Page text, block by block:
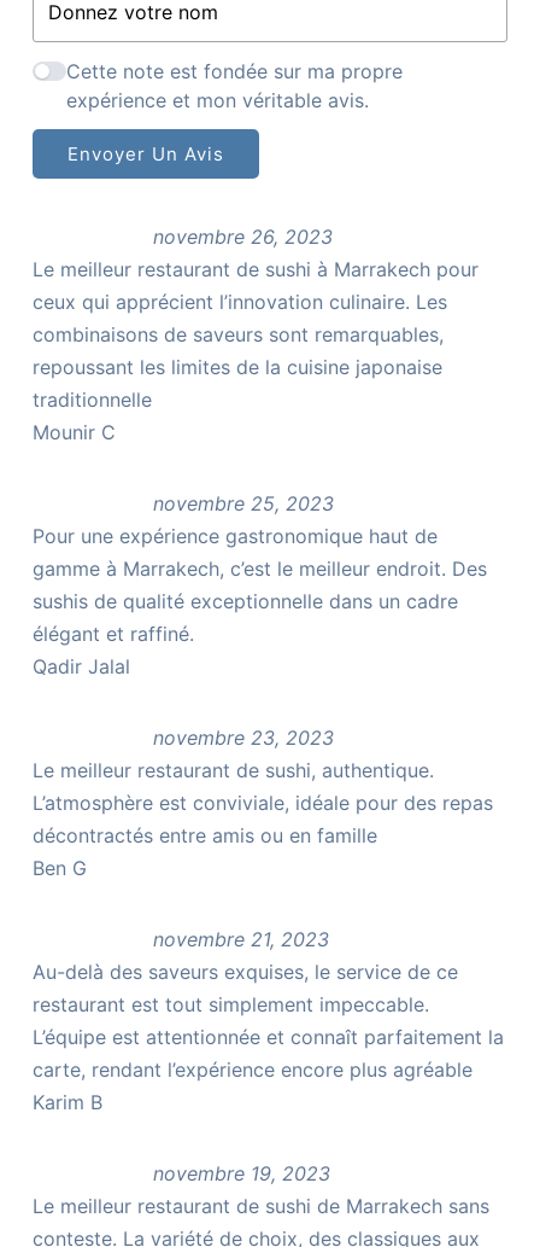
Cette note est fondée sur ma propre
expérience et mon véritable avis.
Envoyer Un Avis
novembre 26, 2023
Le meilleur restaurant de sushi à Marrakech pour
ceux qui apprécient l’innovation culinaire. Les
combinaisons de saveurs sont remarquables,
repoussant les limites de la cuisine japonaise
traditionnelle
Mounir C
novembre 25, 2023
Pour une expérience gastronomique haut de
gamme à Marrakech, c’est le meilleur endroit. Des
sushis de qualité exceptionnelle dans un cadre
élégant et raffiné.
Qadir Jalal
novembre 23, 2023
Le meilleur restaurant de sushi, authentique.
L’atmosphère est conviviale, idéale pour des repas
décontractés entre amis ou en famille
Ben G
novembre 21, 2023
Au-delà des saveurs exquises, le service de ce
restaurant est tout simplement impeccable.
L’équipe est attentionnée et connaît parfaitement la
carte, rendant l’expérience encore plus agréable
Karim B
novembre 19, 2023
Le meilleur restaurant de sushi de Marrakech sans
conteste. La variété de choix, des classiques aux